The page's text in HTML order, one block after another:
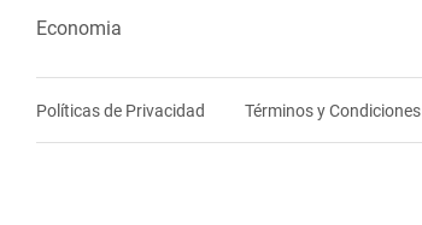
Economia
Políticas de Privacidad Términos y Condiciones